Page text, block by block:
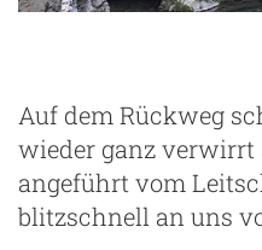
Auf dem Rückweg
wieder ganz verwirrt
angeführt vom
blitzschnell an uns